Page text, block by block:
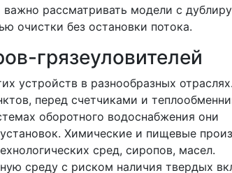
рассматривать модели с
очистки без остановки потока.
грязеуловителей
устройств в разнообразных
перед счетчиками и
оборотного водоснабжения они
Химические и пищевые
сред, сиропов, масел.
среду с риском наличия твердых